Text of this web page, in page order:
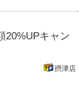
20%UPキャン
摂津店